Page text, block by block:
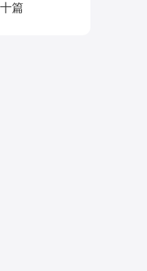
篇